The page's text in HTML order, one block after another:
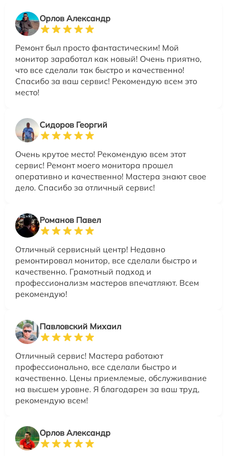
Орлов Александр
Ремонт был просто фантастическим! Мой
монитор заработал как новый! Очень приятно,
что все сделали так быстро и качественно!
Спасибо за ваш сервис! Рекомендую всем это
место!
Сидоров Георгий
Очень крутое место! Рекомендую всем этот
сервис! Ремонт моего монитора прошел
оперативно и качественно! Мастера знают свое
дело. Спасибо за отличный сервис!
Романов Павел
Отличный сервисный центр! Недавно
ремонтировал монитор, все сделали быстро и
качественно. Грамотный подход и
профессионализм мастеров впечатляют. Всем
рекомендую!
Павловский Михаил
Отличный сервис! Мастера работают
профессионально, все сделали быстро и
качественно. Цены приемлемые, обслуживание
на высшем уровне. Я благодарен за ваш труд,
рекомендую всем!
Орлов Александр